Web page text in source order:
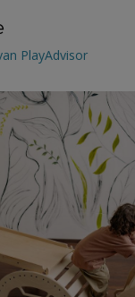
PlayAdvisor